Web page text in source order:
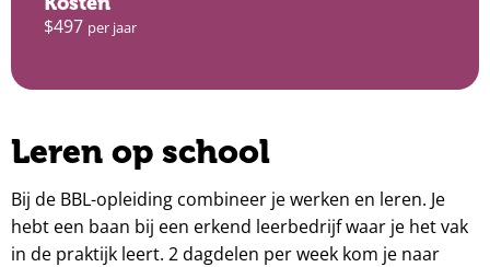
$497 per jaar
Leren op school
Bij de BBL-opleiding combineer je werken en leren. Je
hebt een baan bij een erkend leerbedrijf waar je het vak
in de praktijk leert. 2 dagdelen per week kom je naar